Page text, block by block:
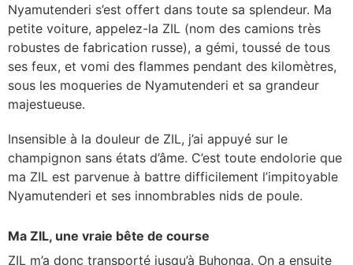
Nyamutenderi s’est offert dans toute sa splendeur. Ma
petite voiture, appelez-la ZIL (nom des camions très
robustes de fabrication russe), a gémi, toussé de tous
ses feux, et vomi des flammes pendant des kilomètres,
sous les moqueries de Nyamutenderi et sa grandeur
majestueuse.
Insensible à la douleur de ZIL, j’ai appuyé sur le
champignon sans états d’âme. C’est toute endolorie que
ma ZIL est parvenue à battre difficilement l’impitoyable
Nyamutenderi et ses innombrables nids de poule.
Ma ZIL, une vraie bête de course
ZIL m’a donc transporté jusqu’à Buhonga. On a ensuite